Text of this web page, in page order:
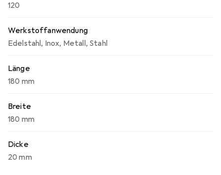
120
Werkstoffanwendung
Edelstahl, Inox, Metall, Stahl
Länge
180 mm
Breite
180 mm
Dicke
20 mm